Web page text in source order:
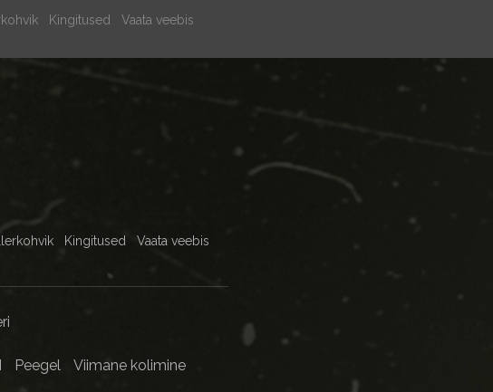
Kingitused
Vaata veebis
Kingitused
Vaata veebis
Peegel Viimane kolimine